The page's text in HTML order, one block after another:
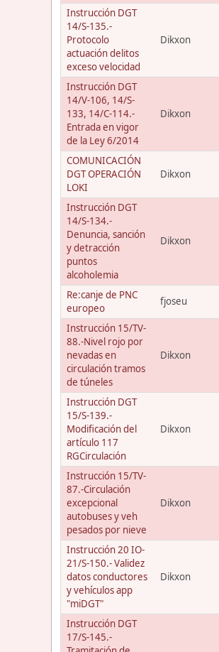
Instrucción DGT
14/S-135.-
Protocolo
actuación delitos
exceso velocidad
Dikxon
Instrucción DGT
14/V-106, 14/S-
133, 14/C-114.-
Entrada en vigor
de la Ley 6/2014
Dikxon
COMUNICACIÓN
DGT OPERACIÓN
LOKI
Dikxon
Instrucción DGT
14/S-134.-
Denuncia, sanción
y detracción
puntos
alcoholemia
Dikxon
Re:canje de PNC
europeo
fjoseu
Instrucción 15/TV-
88.-Nivel rojo por
nevadas en
circulación tramos
de túneles
Dikxon
Instrucción DGT
15/S-139.-
Modificación del
artículo 117
RGCirculación
Dikxon
Instrucción 15/TV-
87.-Circulación
excepcional
autobuses y veh
pesados por nieve
Dikxon
Instrucción 20 IO-
21/S-150.- Validez
datos conductores
y vehículos app
"miDGT"
Dikxon
Instrucción DGT
17/S-145.-